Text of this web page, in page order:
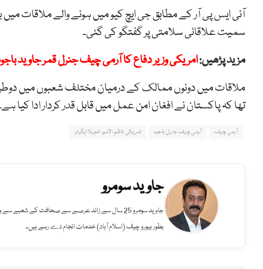
آئی ایس پی آر کے مطابق جی ایچ کیو میں ہونے والے ملاقات
سمیت علاقائی سلامتی پر گفتگو کی گئی۔
مزید پڑھیں:امریکی وزیر دفاع کا آرمی چیف جنرل قمر جاوید
ملاقات میں دونوں ممالک کے درمیان مختلف شعبوں میں دوطرفہ
تھا کہ پاکستان نے افغان امن عمل میں قابل قدر کردار ادا کیا
آرمی چیف آرمی چیف جنرل باجوہ امریکی ناظم الامور انجیلا ایگیلر
جاوید سومرو
جاوید سومرو 25 سال سے زائد عرصے سے صحافت کے شعبے
بطور بیورو چیف (اسلام آباد) خدمات انجام دے رہے ہیں۔